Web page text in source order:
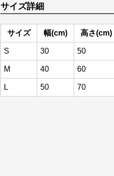
サイズ詳細
サイズ 幅(cm) 高さ(cm)
S 30 50
M 40 60
L 50 70